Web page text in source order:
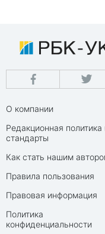
О компании
Редакционная политика
стандарты
Как стать нашим
Правила пользования
Правовая информация
Политика
конфиденциальности